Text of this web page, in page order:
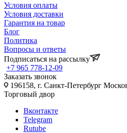
Условия оплаты
Условия доставки
Гарантия на товар
Блог
Политика
Вопросы и ответы
Подписаться на рассылку
+7 965 778-12-09
Заказать звонок
196158, г. Санкт-Петербург
Торговый двор
Вконтакте
Telegram
Rutube